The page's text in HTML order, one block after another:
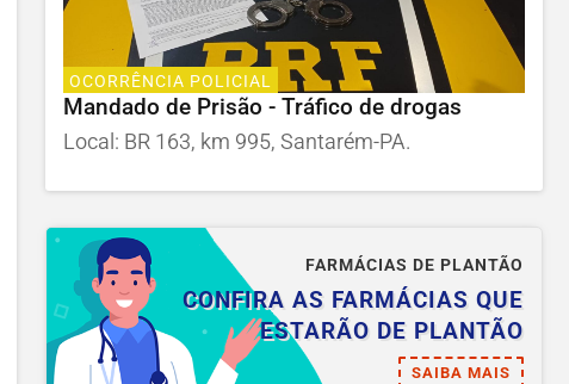
OCORRÊNCIA POLICIAL
Mandado de Prisão - Tráfico de drogas
Local: BR 163, km 995, Santarém-PA.
FARMÁCIAS DE PLANTÃO
CONFIRA AS FARMÁCIAS QUE
ESTARÃO DE PLANTÃO
SAIBA MAIS